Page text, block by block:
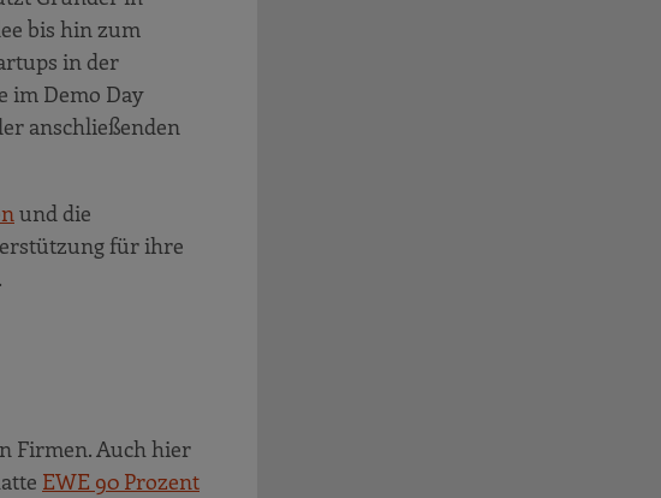
bis hin zum
in der
im Demo Day
anschließenden
und die
für ihre
Firmen. Auch hier
EWE 90 Prozent